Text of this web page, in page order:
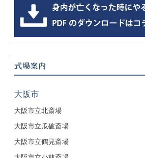
式場案内
大阪市
大阪市立北斎場
大阪市立瓜破斎場
大阪市立鶴見斎場